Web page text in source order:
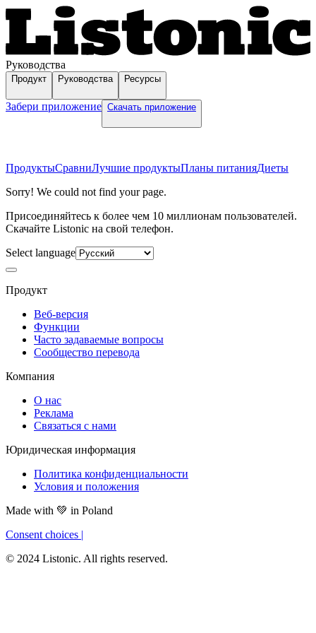
Руководства
Продукт Руководства Ресурсы
Забери приложение Скачать приложение
ПродуктыСравниЛучшие продуктыПланы питанияДиеты
Sorry! We could not find your page.
Присоединяйтесь к более чем 10 миллионам пользователей.
Скачайте Listonic на свой телефон.
Select language
Продукт
Веб-версия
Функции
Часто задаваемые вопросы
Сообщество перевода
Компания
О нас
Реклама
Связаться с нами
Юридическая информация
Политика конфиденциальности
Условия и положения
Made with 💚 in Poland
Consent choices
© 2024 Listonic. All rights reserved.